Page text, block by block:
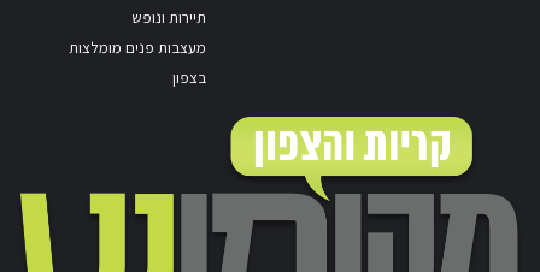
תיירות ונופש
מעצבות פנים מומלצות
בצפון